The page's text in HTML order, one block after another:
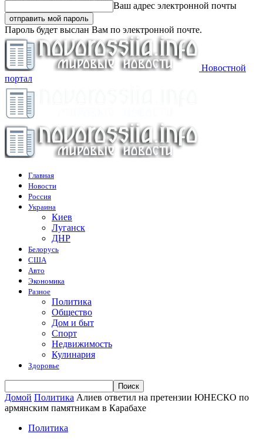
Ваш адрес электронной почты
Пароль будет выслан Вам по электронной почте.
Новостной
портал
Главная
Новости
Россия
Украина
Киев
Луганск
ДНР
Белорусь
США
Авто
Экономика
Разное
Политика
Общество
Дом и быт
Спорт
Недвижимость
Кулинария
Здоровье
Домой Политика Алиев ответил на претензии ЮНЕСКО по
армянским памятникам в Карабахе
Политика